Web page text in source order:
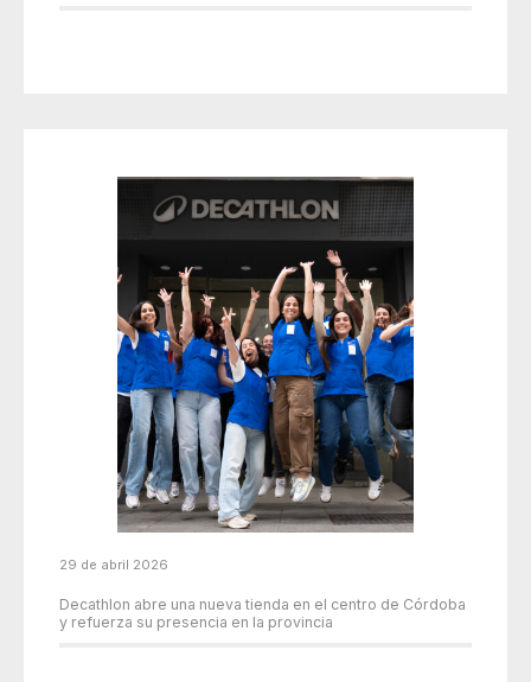
29 de abril 2026
Decathlon abre una nueva tienda en el centro de Córdoba
y refuerza su presencia en la provincia